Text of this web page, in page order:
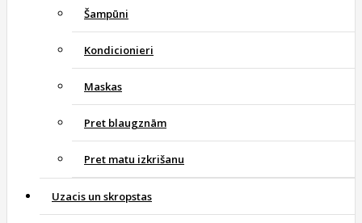
Šampūni
Kondicionieri
Maskas
Pret blaugznām
Pret matu izkrišanu
Uzacis un skropstas